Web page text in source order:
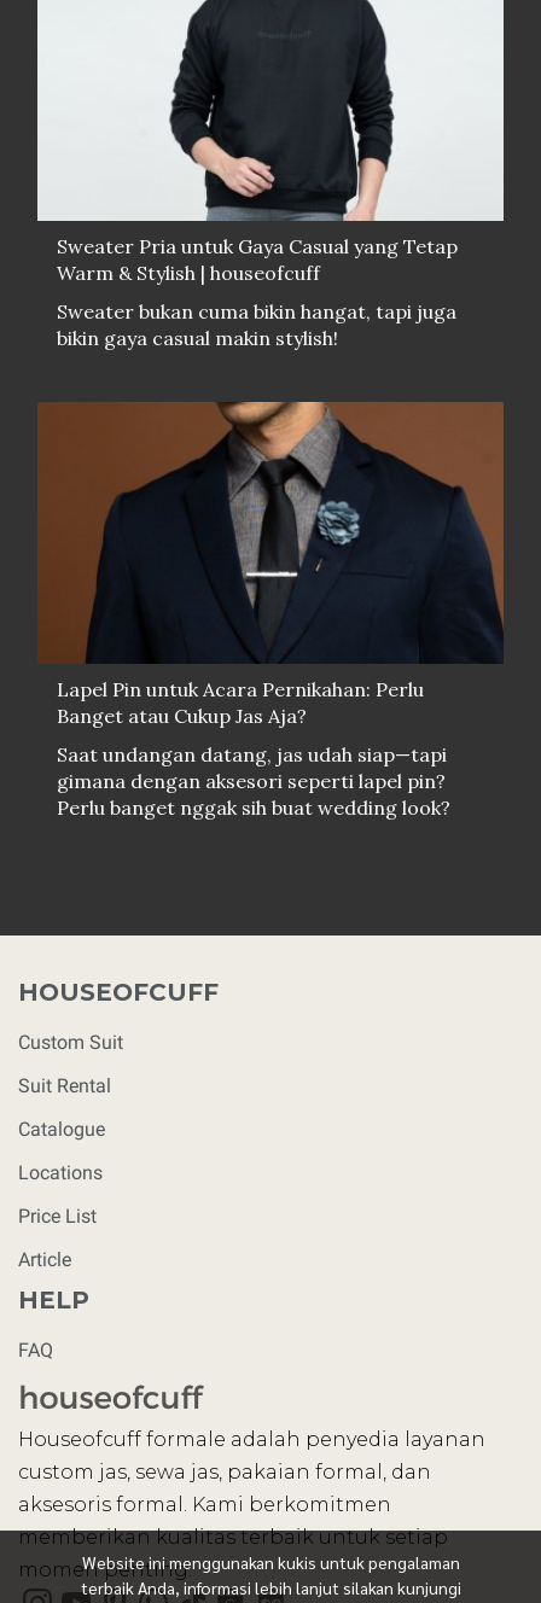
Sweater Pria untuk Gaya Casual yang Tetap
Warm & Stylish | houseofcuff
Sweater bukan cuma bikin hangat, tapi juga
bikin gaya casual makin stylish!
Lapel Pin untuk Acara Pernikahan: Perlu
Banget atau Cukup Jas Aja?
Saat undangan datang, jas udah siap—tapi
gimana dengan aksesori seperti lapel pin?
Perlu banget nggak sih buat wedding look?
Website ini menggunakan kukis untuk pengalaman
terbaik Anda, informasi lebih lanjut silakan kunjungi
HOUSEOFCUFF
Custom Suit
Suit Rental
Catalogue
Locations
Price List
Article
HELP
FAQ
Houseofcuff formale adalah penyedia layanan
custom jas, sewa jas, pakaian formal, dan
aksesoris formal. Kami berkomitmen
memberikan kualitas terbaik untuk setiap
momen penting.